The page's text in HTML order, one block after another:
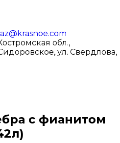
обл.,
ул. Свердлова,
с фианитом